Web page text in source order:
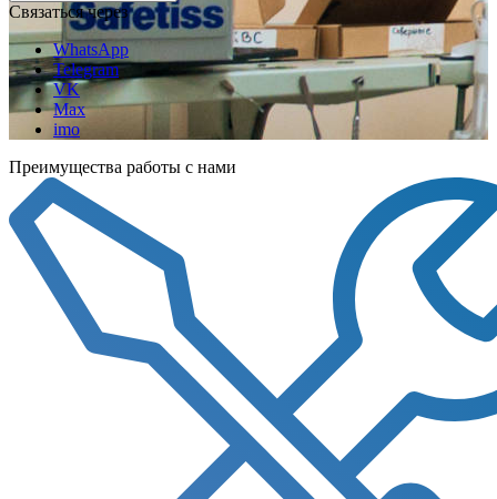
Связаться через
WhatsApp
Telegram
VK
Max
imo
Преимущества работы с нами